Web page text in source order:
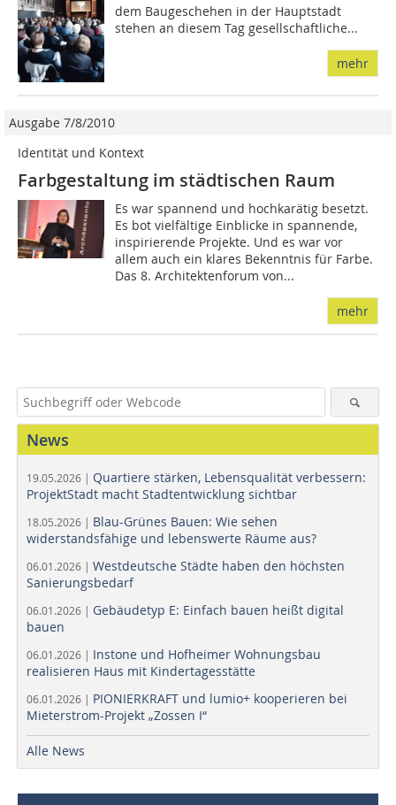
dem Baugeschehen in der Hauptstadt
stehen an diesem Tag gesellschaftliche...
mehr
Ausgabe 7/8/2010
Identität und Kontext
Farbgestaltung im städtischen Raum
Es war spannend und hochkarätig besetzt.
Es bot vielfältige Einblicke in spannende,
inspirierende Projekte. Und es war vor
allem auch ein klares Bekenntnis für Farbe.
Das 8. Architektenforum von...
mehr
News
19.05.2026 | Quartiere stärken, Lebensqualität verbessern:
ProjektStadt macht Stadtentwicklung sichtbar
18.05.2026 | Blau-Grünes Bauen: Wie sehen
widerstandsfähige und lebenswerte Räume aus?
06.01.2026 | Westdeutsche Städte haben den höchsten
Sanierungsbedarf
06.01.2026 | Gebäudetyp E: Einfach bauen heißt digital
bauen
06.01.2026 | Instone und Hofheimer Wohnungsbau
realisieren Haus mit Kindertagesstätte
06.01.2026 | PIONIERKRAFT und lumio+ kooperieren bei
Mieterstrom-Projekt „Zossen I“
Alle News